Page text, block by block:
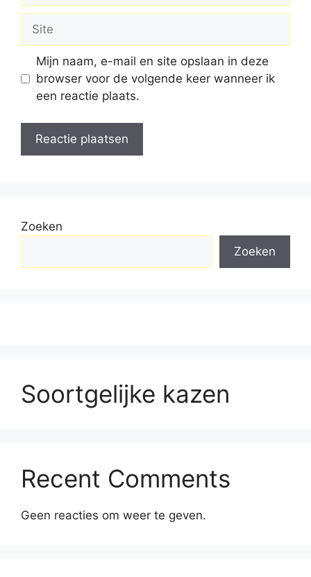
Site
Mijn naam, e-mail en site opslaan in deze
browser voor de volgende keer wanneer ik
een reactie plaats.
Zoeken
Zoeken
Soortgelijke kazen
Recent Comments
Geen reacties om weer te geven.